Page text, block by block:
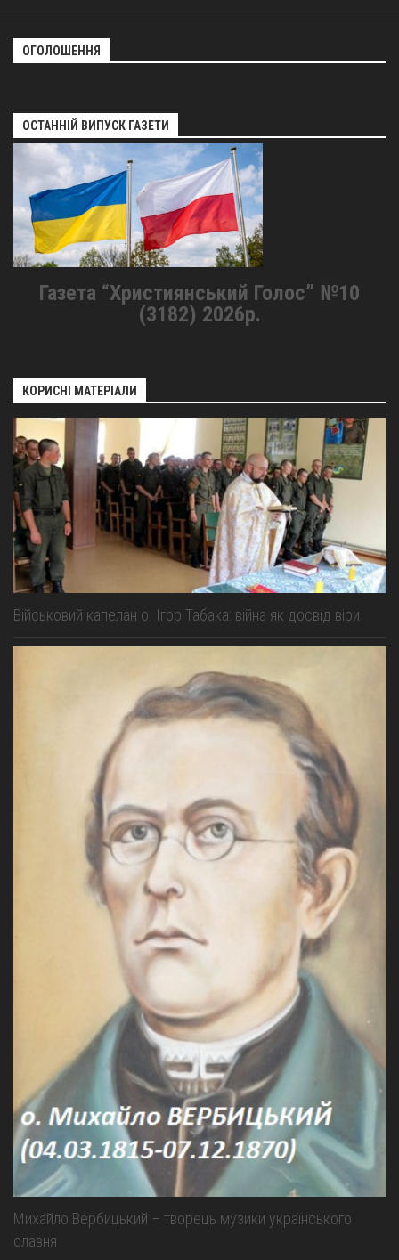
ОГОЛОШЕННЯ
ОСТАННІЙ ВИПУСК ГАЗЕТИ
Газета “Християнський Голос” №10
(3182) 2026р.
КОРИСНІ МАТЕРІАЛИ
Військовий капелан о. Ігор Табака: війна як досвід віри
Михайло Вербицький – творець музики українського
славня